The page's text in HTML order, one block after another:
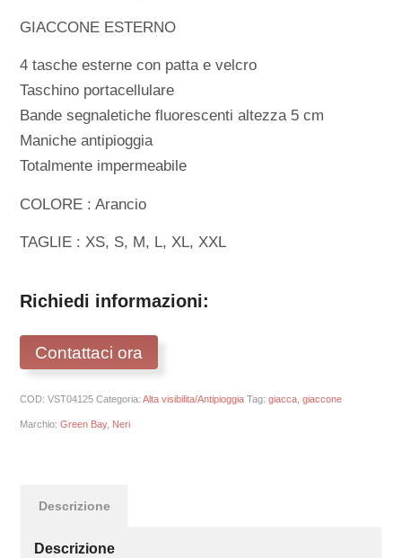
GIACCONE ESTERNO
4 tasche esterne con patta e velcro
Taschino portacellulare
Bande segnaletiche fluorescenti altezza 5 cm
Maniche antipioggia
Totalmente impermeabile
COLORE : Arancio
TAGLIE : XS, S, M, L, XL, XXL
Richiedi informazioni:
Contattaci ora
COD:VST04125 Categoria:Alta visibilita/Antipioggia Tag:giacca ,giaccone
Marchio:Green Bay, Neri
Descrizione
Descrizione